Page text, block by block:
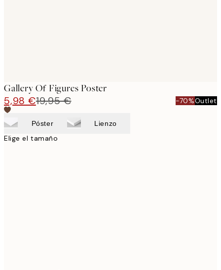
Gallery Of Figures Poster
5,98 €19,95 € -70%Outlet
Póster Lienzo
Elige el tamaño